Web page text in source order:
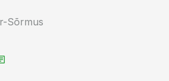
Sõrmus